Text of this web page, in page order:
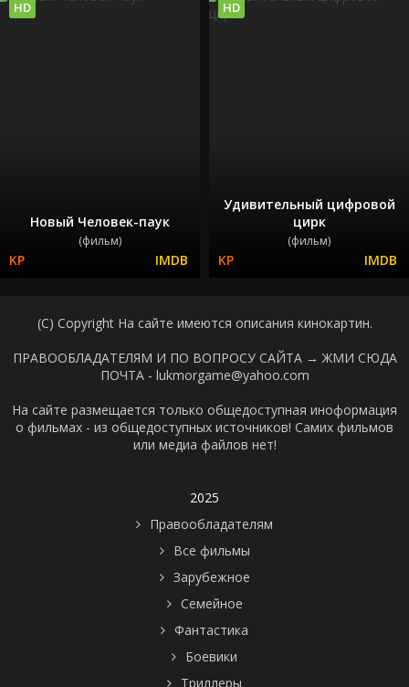
Новый Человек-паук
(фильм)
HD
Удивительный цифровой
цирк
(фильм)
HD
(C) Copyright На сайте имеются описания кинокартин.
ПРАВООБЛАДАТЕЛЯМ И ПО ВОПРОСУ САЙТА → ЖМИ СЮДА
ПОЧТА - lukmorgame@yahoo.com
На сайте размещается только общедоступная иноформация
о фильмах - из общедоступных источников! Самих фильмов
или медиа файлов нет!
2025
Правообладателям
Все фильмы
Зарубежное
Семейное
Фантастика
Боевики
Триллеры